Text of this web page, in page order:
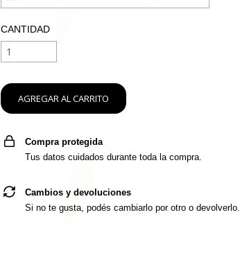
CANTIDAD
Compra protegida
Tus datos cuidados durante toda la compra.
Cambios y devoluciones
Si no te gusta, podés cambiarlo por otro o devolverlo.